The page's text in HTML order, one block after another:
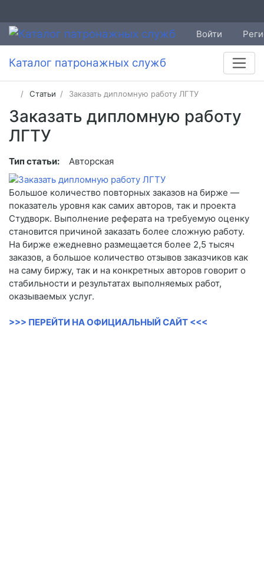
Войти
Каталог патронажных служб
Статьи Заказать дипломную работу ЛГТУ
Заказать дипломную работу
ЛГТУ
Тип статьи: Авторская
Большое количество повторных заказов на бирже —
показатель уровня как самих авторов, так и проекта
Студворк. Выполнение реферата на требуемую оценку
становится причиной заказать более сложную работу.
На бирже ежедневно размещается более 2,5 тысяч
заказов, а большое количество отзывов заказчиков как
на саму биржу, так и на конкретных авторов говорит о
стабильности и результатах выполняемых работ,
оказываемых услуг.
>>> ПЕРЕЙТИ НА ОФИЦИАЛЬНЫЙ САЙТ <<<